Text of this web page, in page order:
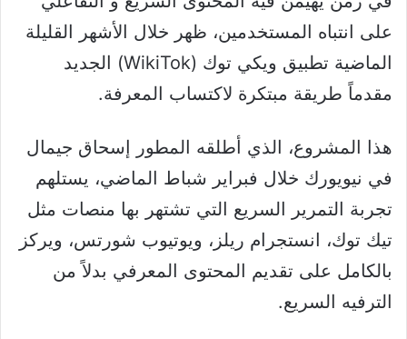
على انتباه المستخدمين، ظهر خلال الأشهر القليلة
الماضية تطبيق ويكي توك (WikiTok) الجديد
مقدماً طريقة مبتكرة لاكتساب المعرفة.
هذا المشروع، الذي أطلقه المطور إسحاق جيمال
في نيويورك خلال فبراير شباط الماضي، يستلهم
تجربة التمرير السريع التي تشتهر بها منصات مثل
تيك توك، انستجرام ريلز، ويوتيوب شورتس، ويركز
بالكامل على تقديم المحتوى المعرفي بدلاً من
الترفيه السريع.